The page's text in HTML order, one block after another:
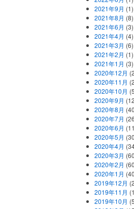
2021年9月 (1)
2021年8月 (8)
2021年6月 (3)
2021年4月 (4)
2021年3月 (6)
2021年2月 (1)
2021年1月 (3)
2020年12月
2020年11月
2020年10月
2020年9月
2020年8月
2020年7月
2020年6月
2020年5月
2020年4月
2020年3月
2020年2月
2020年1月
2019年12月
2019年11月
2019年10月